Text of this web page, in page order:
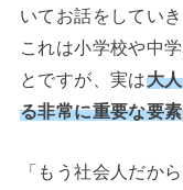
いてお話をしていき
これは小学校や中
とですが、実は大
る非常に重要な要素
「もう社会人だか